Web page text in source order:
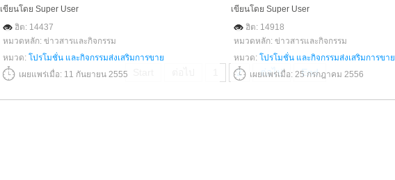
เขียนโดย Super User
หมวดหลัก: ข่าวสารและกิจกรรม
หมวด: โปรโมชั่น และกิจกรรมส่งเสริมการขาย
เผยแพร่เมื่อ: 11 กันยายน 2555
ฮิต: 14437
เขียนโดย Super User
หมวดหลัก: ข่าวสารและกิจกรรม
หมวด:โปรโมชั่น และกิจกรรมส่งเสริมการขาย
เผยแพร่เมื่อ: 25 กรกฎาคม 2556
ฮิต: 14918
2 ต่อไป End